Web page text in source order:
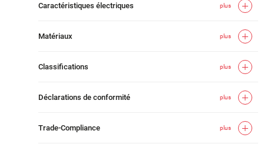
Caractéristiques électriques plus
Matériaux plus
Classifications plus
Déclarations de conformité plus
Trade-Compliance plus